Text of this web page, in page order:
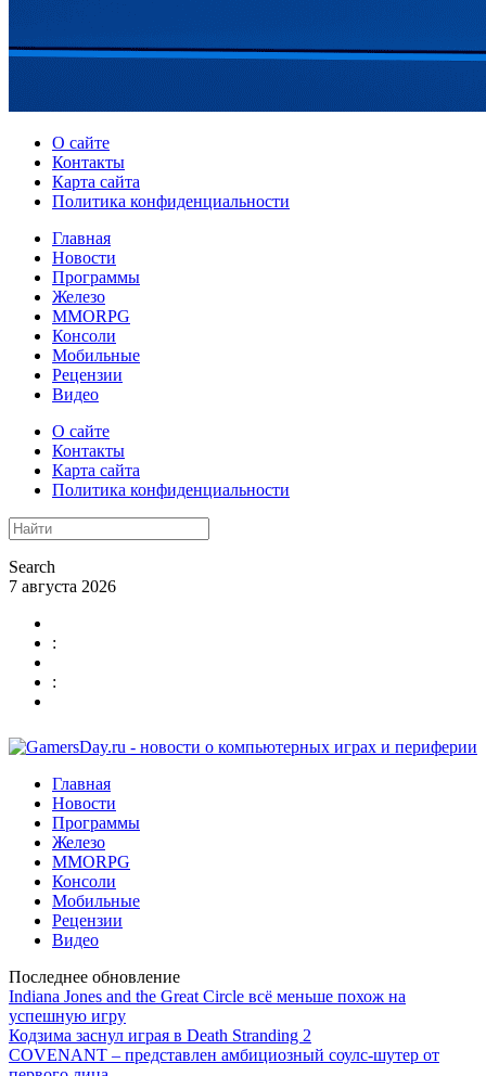
О сайте
Контакты
Карта сайта
Политика конфиденциальности
Главная
Новости
Программы
Железо
MMORPG
Консоли
Мобильные
Рецензии
Видео
О сайте
Контакты
Карта сайта
Политика конфиденциальности
Search
7 августа 2026
:
:
Главная
Новости
Программы
Железо
MMORPG
Консоли
Мобильные
Рецензии
Видео
Последнее обновление
Indiana Jones and the Great Circle всё меньше похож на
успешную игру
Кодзима заснул играя в Death Stranding 2
COVENANT – представлен амбициозный соулс-шутер от